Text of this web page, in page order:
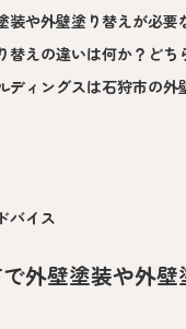
装や外壁塗り替えが必要
替えの違いは何か？どち
ディングスは石狩市の外
バイス
外壁塗装や外壁